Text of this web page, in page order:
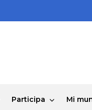
Participa Mi